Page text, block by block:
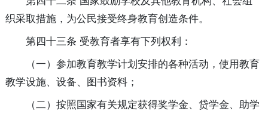
织采取措施，为公民接受终身教育创造条件。
第四十三条 受教育者享有下列权利：
（一）参加教育教学计划安排的各种活动，使用教育
教学设施、设备、图书资料；
（二）按照国家有关规定获得奖学金、贷学金、助学